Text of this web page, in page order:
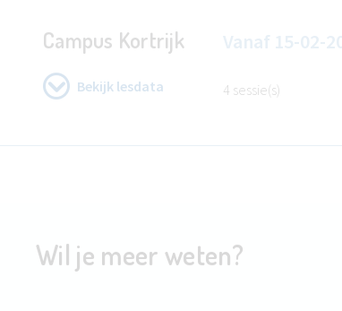
Campus Kortrijk
Bekijk lesdata 4 sessie(s)
Wil je meer weten?